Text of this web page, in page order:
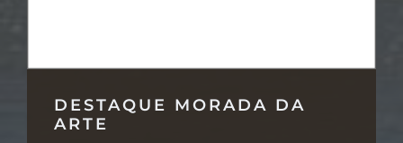
DESTAQUE MORADA DA
ARTE